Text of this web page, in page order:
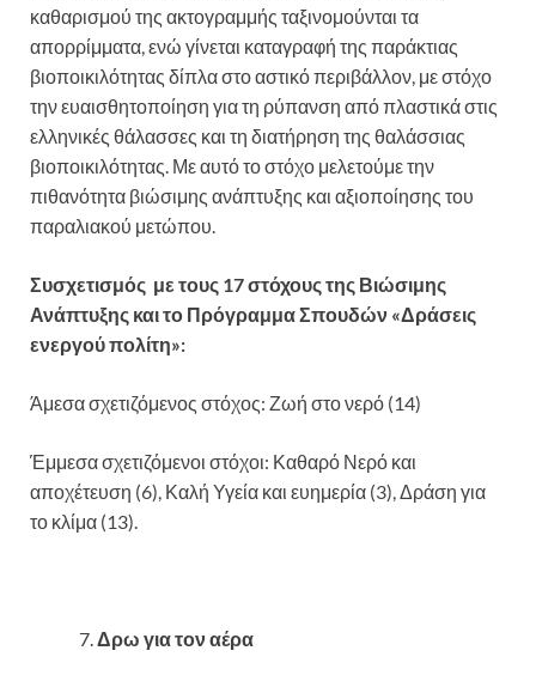
καθαρισμού της ακτογραμμής ταξινομούνται τα
απορρίμματα, ενώ γίνεται καταγραφή της παράκτιας
βιοποικιλότητας δίπλα στο αστικό περιβάλλον, με στόχο
την ευαισθητοποίηση για τη ρύπανση από πλαστικά στις
ελληνικές θάλασσες και τη διατήρηση της θαλάσσιας
βιοποικιλότητας. Με αυτό το στόχο μελετούμε την
πιθανότητα βιώσιμης ανάπτυξης και αξιοποίησης του
παραλιακού μετώπου.
Συσχετισμός με τους 17 στόχους της Βιώσιμης
Ανάπτυξης και το Πρόγραμμα Σπουδών «Δράσεις
ενεργού πολίτη»:
Άμεσα σχετιζόμενος στόχος: Ζωή στο νερό (14)
Έμμεσα σχετιζόμενοι στόχοι: Καθαρό Νερό και
αποχέτευση (6), Καλή Υγεία και ευημερία (3), Δράση για
το κλίμα (13).
Δρω για τον αέρα